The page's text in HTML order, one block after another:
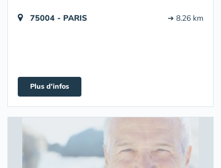
75004 - PARIS ➔ 8.26 km
Plus d'infos